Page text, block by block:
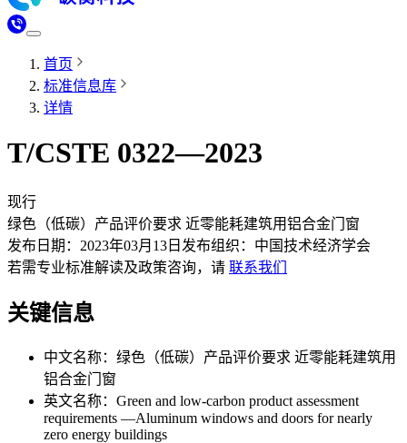
首页
标准信息库
详情
T/CSTE 0322—2023
现行
绿色（低碳）产品评价要求 近零能耗建筑用铝合金门窗
发布日期： 2023年03月13日 发布组织： 中国技术经济学会
若需专业标准解读及政策咨询，请 联系我们
关键信息
中文名称： 绿色（低碳）产品评价要求 近零能耗建筑用
铝合金门窗
英文名称： Green and low-carbon product assessment
requirements —Aluminum windows and doors for nearly
zero energy buildings